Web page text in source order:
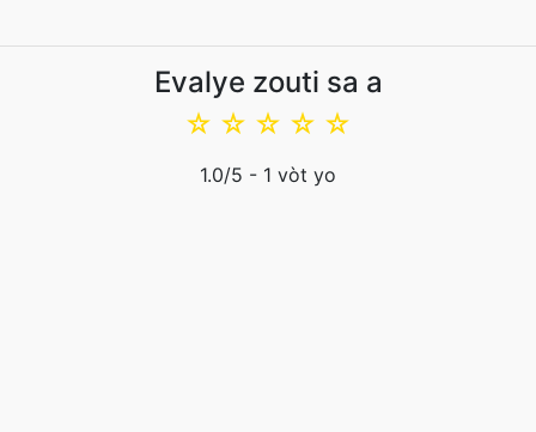
Evalye zouti sa a
☆
☆
☆
☆
☆
1.0/5 - 1 vòt yo